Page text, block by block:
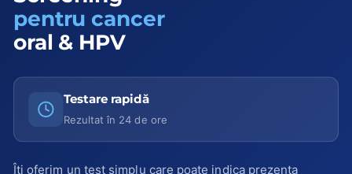
pentru cancer
oral & HPV
Testare rapidă
Rezultat în 24 de ore
Îți oferim un test simplu care poate indica prezența